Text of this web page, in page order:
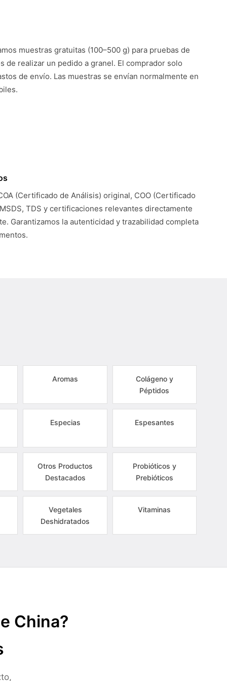
muestras gratuitas (100–500 g) para pruebas de
de realizar un pedido a granel. El comprador solo
de envío. Las muestras se envían normalmente en
(Certificado de Análisis) original, COO (Certificado
TDS y certificaciones relevantes directamente
Garantizamos la autenticidad y trazabilidad completa
Aromas
Colágeno y
Péptidos
Especias Espesantes
Otros Productos
Destacados
Probióticos y
Prebióticos
Vegetales
Deshidratados
Vitaminas
China?